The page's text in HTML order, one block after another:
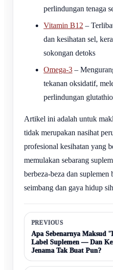
perlindungan tenaga
Vitamin B12 –
dan kesihatan sel,
sokongan detoks
Omega-3 –
tekanan oksidatif,
perlindungan
Artikel ini adalah untuk
tidak merupakan nasihat
profesional kesihatan yang
memulakan sebarang
berbeza-beza dan
seimbang dan gaya hidup
PREVIOUS
Apa Sebenarnya Maksud
Label Suplemen — Dan
Jenama Tak Buat Pun?